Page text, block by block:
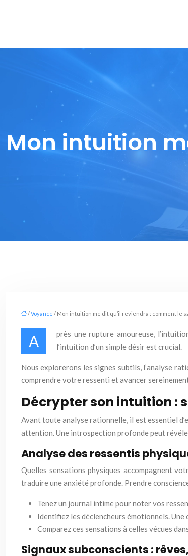
Mon intuition
/Voyance / Mon intuition me dit qu’il reviendra : comment le
A
près une rupture amoureuse,
l’intuition d’un simple désir est crucial.
Nous explorerons les signes subtils, l’analyse
comprendre votre ressenti et avancer
Décrypter son intuition :
Avant toute analyse rationnelle, il est essentiel
attention. Une introspection profonde peut
Analyse des ressentis
Quelles sensations physiques accompagnent
traduire une anxiété profonde. Prendre
Tenez un journal intime pour noter vos
Identifiez les déclencheurs émotionnels.
Comparez ces sensations à celles vécues
Signaux subconscients :